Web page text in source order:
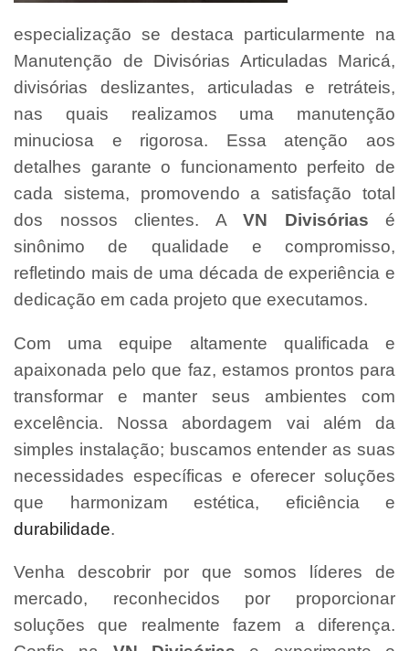
especialização se destaca particularmente na
Manutenção de Divisórias Articuladas Maricá,
divisórias deslizantes, articuladas e retráteis,
nas quais realizamos uma manutenção
minuciosa e rigorosa. Essa atenção aos
detalhes garante o funcionamento perfeito de
cada sistema, promovendo a satisfação total
dos nossos clientes. A VN Divisórias é
sinônimo de qualidade e compromisso,
refletindo mais de uma década de experiência e
dedicação em cada projeto que executamos.
Com uma equipe altamente qualificada e
apaixonada pelo que faz, estamos prontos para
transformar e manter seus ambientes com
excelência. Nossa abordagem vai além da
simples instalação; buscamos entender as suas
necessidades específicas e oferecer soluções
que harmonizam estética, eficiência e
durabilidade.
Venha descobrir por que somos líderes de
mercado, reconhecidos por proporcionar
soluções que realmente fazem a diferença.